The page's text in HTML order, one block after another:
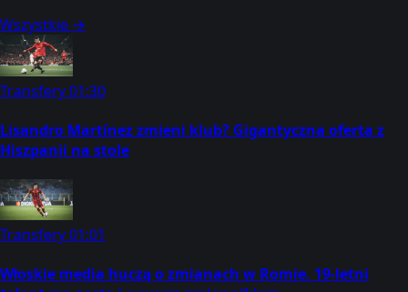
Wszystkie →
Transfery01:30
Lisandro Martínez zmieni klub? Gigantyczna oferta z
Hiszpanii na stole
Transfery01:01
Włoskie media huczą o zmianach w Romie. 19-letni